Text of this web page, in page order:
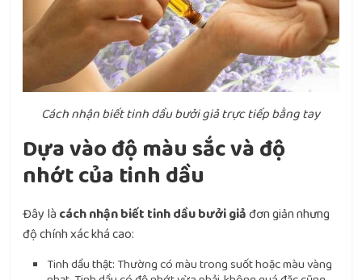
Cách nhận biết tinh dầu bưởi giả trực tiếp bằng tay
Dựa vào độ màu sắc và độ
nhớt của tinh dầu
Đây là cách nhận biết tinh dầu bưởi giảđơn giản nhưng
độ chính xác khá cao:
Tinh dầu thật: Thường có màu trong suốt hoặc màu vàng